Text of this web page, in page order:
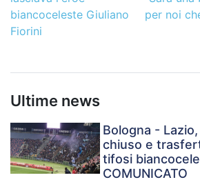
biancoceleste Giuliano
Fiorini
per noi
Ultime news
Bologna -
chiuso e
tifosi
COMUNICATO